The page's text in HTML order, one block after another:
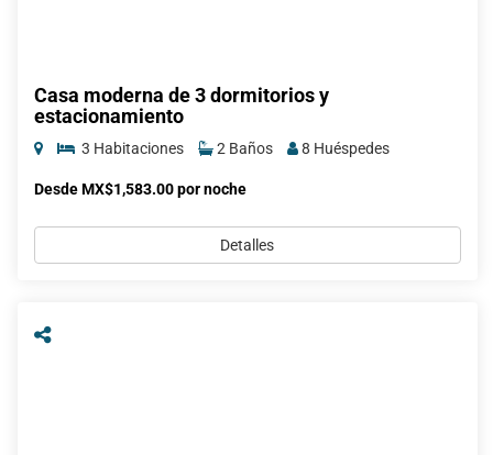
Casa moderna de 3 dormitorios y
estacionamiento
3 Habitaciones 2 Baños 8 Huéspedes
Desde MX$1,583.00 por noche
Detalles